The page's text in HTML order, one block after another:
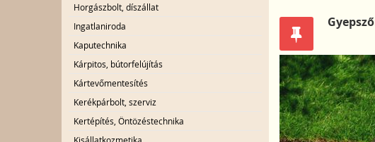
Horgászbolt, díszállat
Ingatlaniroda
Kaputechnika
Kárpitos, bútorfelújítás
Kártevőmentesítés
Kerékpárbolt, szerviz
Kertépítés, Öntözéstechnika